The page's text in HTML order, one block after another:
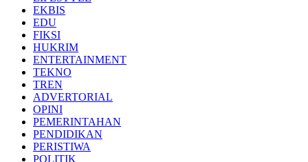
EKBIS
EDU
FIKSI
HUKRIM
ENTERTAINMENT
TEKNO
TREN
ADVERTORIAL
OPINI
PEMERINTAHAN
PENDIDIKAN
PERISTIWA
POLITIK